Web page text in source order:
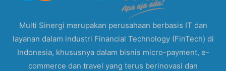
Multi Sinergi merupakan perusahaan berbasis IT dan
layanan dalam industri Financial Technology (FinTech) di
Indonesia, khususnya dalam bisnis micro-payment, e-
commerce dan travel yang terus berinovasi dan